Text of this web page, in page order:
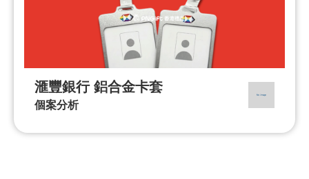
滙豐銀行 鋁合金卡套
個案分析